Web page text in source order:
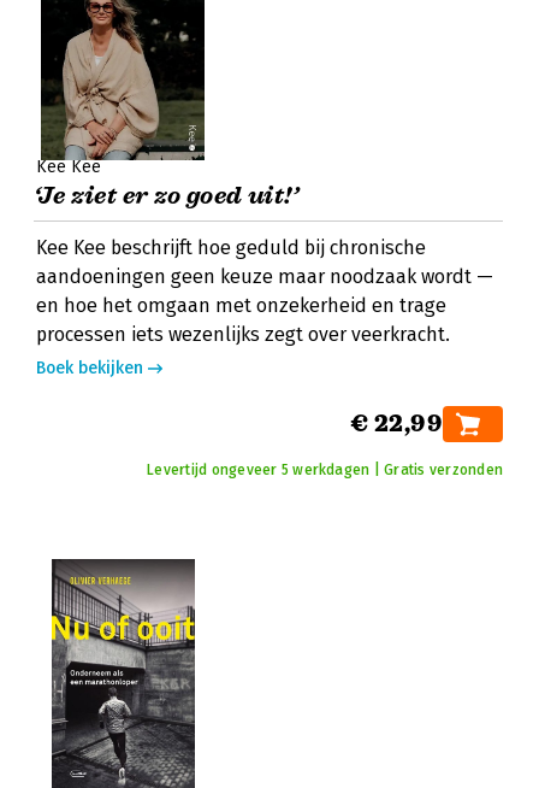
Kee Kee
‘Je ziet er zo goed uit!’
Kee Kee beschrijft hoe geduld bij chronische
aandoeningen geen keuze maar noodzaak wordt —
en hoe het omgaan met onzekerheid en trage
processen iets wezenlijks zegt over veerkracht.
Boek bekijken
€ 22,99
Levertijd ongeveer 5 werkdagen | Gratis verzonden